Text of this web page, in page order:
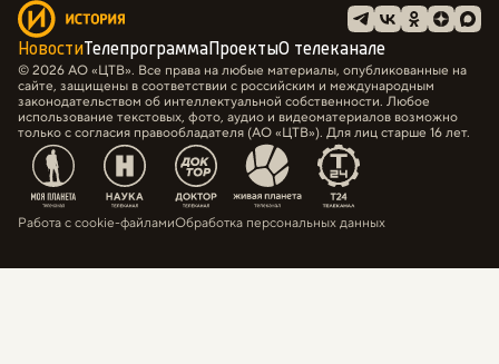
Новости Телепрограмма ПроектыО телеканале
© 2026 АО «ЦТВ». Все права на любые материалы, опубликованные на
сайте, защищены в соответствии с российским и международным
законодательством об интеллектуальной собственности. Любое
использование текстовых, фото, аудио и видеоматериалов возможно
только с согласия правообладателя (АО «ЦТВ»). Для лиц старше 16 лет.
Работа с cookie-файламиОбработка персональных данных